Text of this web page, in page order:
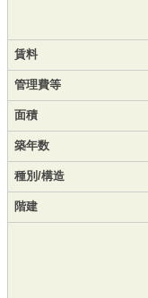
賃料
管理費等
面積
築年数
種別/構造
階建